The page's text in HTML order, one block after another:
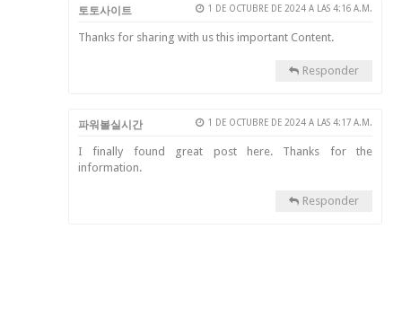
토토사이트 1 DE OCTUBRE DE 2024 A LAS 4:16 A.M.
Thanks for sharing with us this important Content.
Responder
파워볼실시간 1 DE OCTUBRE DE 2024 A LAS 4:17 A.M.
I finally found great post here. Thanks for the
information.
Responder